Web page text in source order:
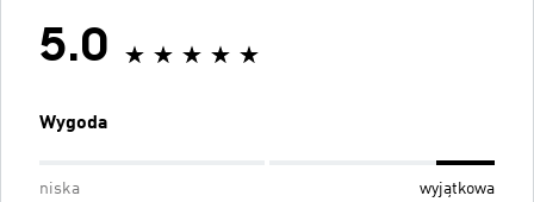
5.0
Wygoda
niska wyjątkowa